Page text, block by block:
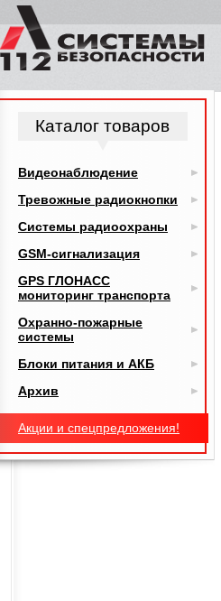
Каталог товаров
Видеонаблюдение
Тревожные радиокнопки
Системы радиоохраны
GSM-сигнализация
GPS ГЛОНАСС
мониторинг транспорта
Охранно-пожарные
системы
Блоки питания и АКБ
Архив
Акции и спецпредложения!